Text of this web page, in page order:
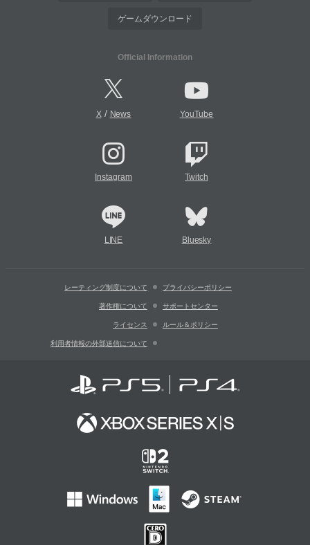
ゲームダウンロード
Official Information
X/ News YouTube
Instagram Twitch
LINE Bluesky
レーティング制度について プライバシーポリシー
著作権について サポートセンター
ライセンス ルール＆ポリシー
利用者情報の外部送信について